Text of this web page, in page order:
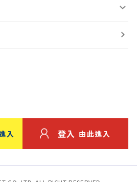
入 登入 由此進入